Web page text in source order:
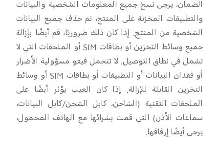
الضمان، يرجى نسخ جميع المعلومات الشخصية والبيانات
والتطبيقات المخزنة على المنتج، ثم حذف جميع البيانات
الشخصية من المنتج. إذا كان ذلك ضروريًا، قم أيضًا بإزالة
جميع وسائط التخزين أو بطاقات
أو الملحقات التي لا
تشمل في نطاق التوصيل. لا تتحمل فيفو مسؤولية الأضرار
أو فقدان البيانات أو التطبيقات أو بطاقات
أو وسائط
التخزين القابلة للإزالة. إذا كان العيب يؤثر أيضًا على
الملحقات التقنية (الشاحن، كابل الشحن/كابل البيانات،
سماعات الأذن) التي قمت بشرائها مع الهاتف المحمول،
يرجى أيضًا إرفاقها.